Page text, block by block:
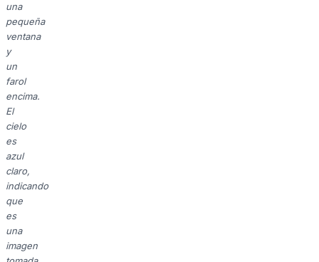
una
pequeña
ventana
y
un
farol
encima.
El
cielo
es
azul
claro,
indicando
que
es
una
imagen